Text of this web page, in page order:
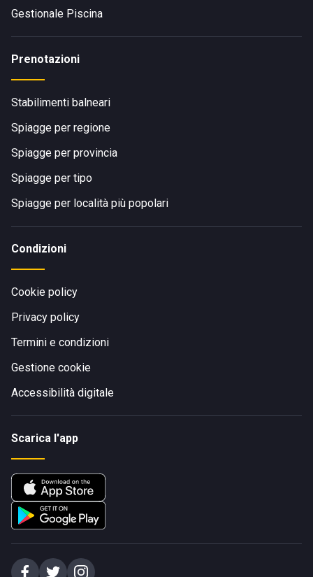
Gestionale Piscina
Prenotazioni
Stabilimenti balneari
Spiagge per regione
Spiagge per provincia
Spiagge per tipo
Spiagge per località più popolari
Condizioni
Cookie policy
Privacy policy
Termini e condizioni
Gestione cookie
Accessibilità digitale
Scarica l'app